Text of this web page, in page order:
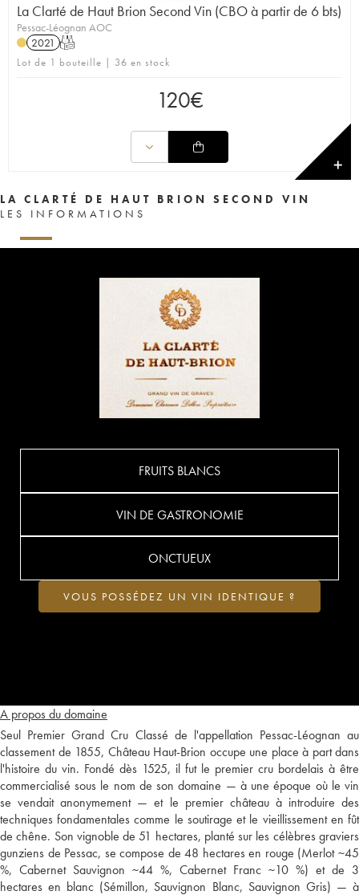
La Clarté de Haut Brion Second Vin (CBO à partir de 6 bts)
Pessac-Léognan AOC
2021 T
Lot de 1 bouteille | 36 en stock
120€
✕
LA CLARTÉ DE HAUT BRION SECOND VIN
LES INFORMATIONS
A propos du domaine
Seul Premier Grand Cru Classé de l'appellation Pessac-Léognan au
classement de 1855, Château Haut-Brion occupe une place à part dans
l'histoire du vin. Fondé dès 1525, il fut le premier cru bordelais à être
commercialisé sous le nom de son domaine — à une époque où le vin
se vendait anonymement — et le premier château à introduire des
techniques fondamentales comme le soutirage et le vieillissement en fût
de chêne. Son vignoble de 51 hectares, planté sur les célèbres graviers
gunziens de Pessac, se compose de 48 hectares en rouge (Merlot ~45
%, Cabernet Sauvignon ~44 %, Cabernet Franc ~10 %) et de 3
hectares en blanc (Sémillon, Sauvignon Blanc, Sauvignon Gris) — à
FRUITS BLANCS
VIN DE GASTRONOMIE
ONCTUEUX
VOUS POSSÉDEZ UN VIN IDENTIQUE ?